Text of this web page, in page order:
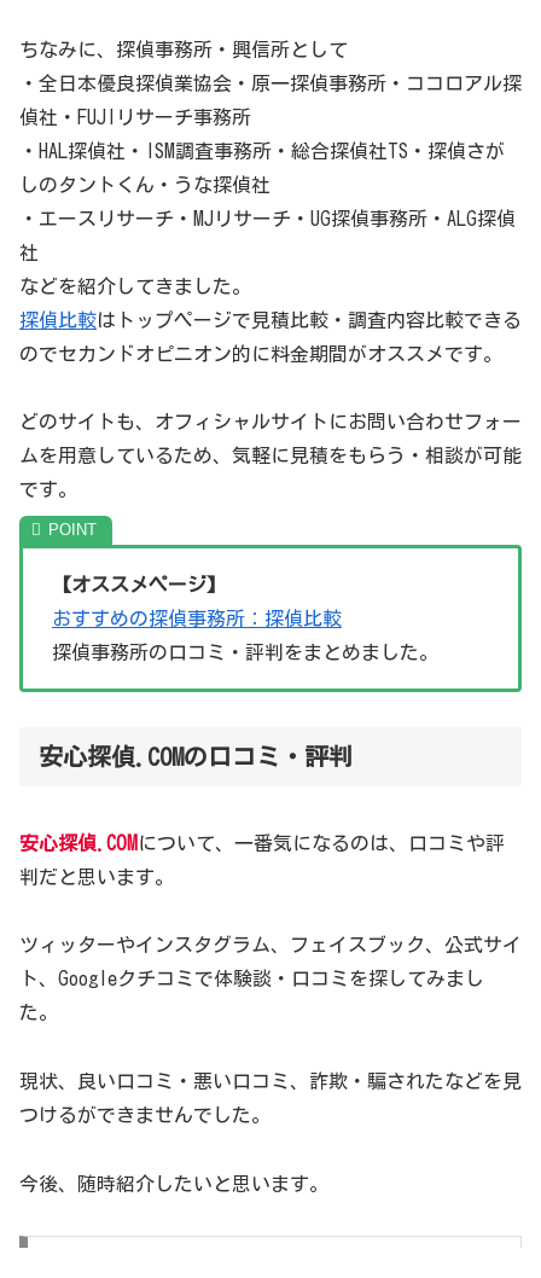
ちなみに、探偵事務所・興信所として
・全日本優良探偵業協会・原一探偵事務所・ココロアル探
偵社・FUJIリサーチ事務所
・HAL探偵社・ISM調査事務所・総合探偵社TS・探偵さが
しのタントくん・うな探偵社
・エースリサーチ・MJリサーチ・UG探偵事務所・ALG探偵
社
などを紹介してきました。
探偵比較はトップページで見積比較・調査内容比較できる
のでセカンドオピニオン的に料金期間がオススメです。
どのサイトも、オフィシャルサイトにお問い合わせフォー
ムを用意しているため、気軽に見積をもらう・相談が可能
です。
【オススメページ】
おすすめの探偵事務所：探偵比較
探偵事務所の口コミ・評判をまとめました。
安心探偵.COMの口コミ・評判
安心探偵.COM について、一番気になるのは、口コミや評
判だと思います。
ツィッターやインスタグラム、フェイスブック、公式サイ
ト、Googleクチコミで体験談・口コミを探してみまし
た。
現状、良い口コミ・悪い口コミ、詐欺・騙されたなどを見
つけるができませんでした。
今後、随時紹介したいと思います。